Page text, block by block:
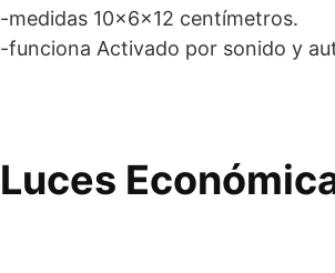
-medidas 10x6x12 centímetros.
-funciona Activado por sonido y
Luces